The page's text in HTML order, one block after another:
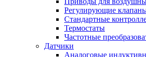
Регулирующие
Стандартные
Термостаты
Частотные
Датчики
Аналоговые